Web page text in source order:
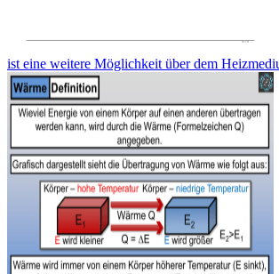
ist eine weitere Möglichkeit über dem